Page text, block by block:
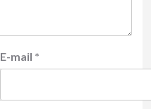
E-mail *